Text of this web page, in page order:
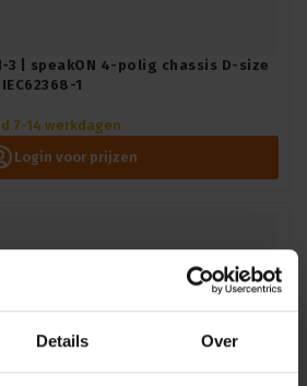
Details Over
3 | speakON 4-polig chassis D-size
1
7-14 werkdagen
Login voor prijzen